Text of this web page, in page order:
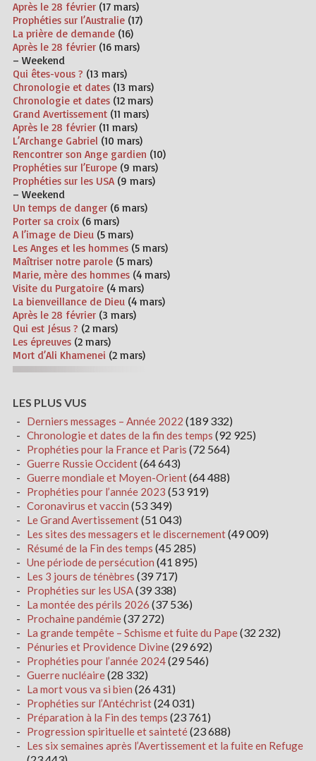
Après le 28 février(17 mars)
Prophéties sur l’Australie(17)
La prière de demande(16)
Après le 28 février(16 mars)
– Weekend
Qui êtes-vous ? (13 mars)
Chronologie et dates(13 mars)
Chronologie et dates(12 mars)
Grand Avertissement(11 mars)
Après le 28 février(11 mars)
L’Archange Gabriel (10 mars)
Rencontrer son Ange gardien (10)
Prophéties sur l’Europe(9 mars)
Prophéties sur les USA(9 mars)
– Weekend
Un temps de danger(6 mars)
Porter sa croix(6 mars)
A l’image de Dieu (5 mars)
Les Anges et les hommes(5 mars)
Maîtriser notre parole(5 mars)
Marie, mère des hommes(4 mars)
Visite du Purgatoire(4 mars)
La bienveillance de Dieu (4 mars)
Après le 28 février(3 mars)
Qui est Jésus ? (2 mars)
Les épreuves(2 mars)
Mort d’Ali Khamenei (2 mars)
LES PLUS VUS
Derniers messages – Année 2022 (189 332)
Chronologie et dates de la fin des temps (92 925)
Prophéties pour la France et Paris (72 564)
Guerre Russie Occident(64 643)
Guerre mondiale et Moyen-Orient(64 488)
Prophéties pour l’année 2023 (53 919)
Coronavirus et vaccin (53 349)
Le Grand Avertissement(51 043)
Les sites des messagers et le discernement(49 009)
Résumé de la Fin des temps (45 285)
Une période de persécution (41 895)
Les 3 jours de ténèbres (39 717)
Prophéties sur les USA(39 338)
La montée des périls 2026 (37 536)
Prochaine pandémie(37 272)
La grande tempête – Schisme et fuite du Pape(32 232)
Pénuries et Providence Divine(29 692)
Prophéties pour l’année 2024(29 546)
Guerre nucléaire(28 332)
La mort vous va si bien (26 431)
Prophéties sur l’Antéchrist(24 031)
Préparation à la Fin des temps (23 761)
Progression spirituelle et sainteté(23 688)
Les six semaines après l’Avertissement et la fuite en Refuge